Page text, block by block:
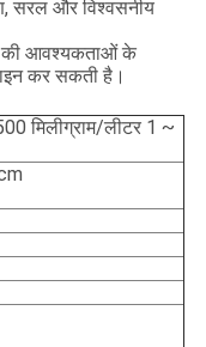
सरल और विश्वसनीय
की आवश्यकताओं के
कर सकती है।
मिलीग्राम/लीटर 1 ~